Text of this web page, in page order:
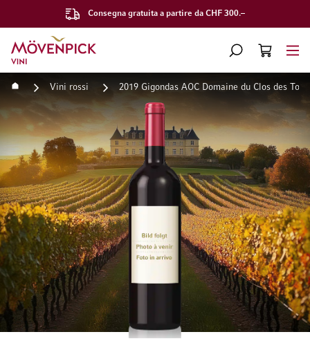
Consegna gratuita a partire da CHF 300.–
Vai alla Home Page
CERCA
CART
Home Vini rossi 2019 Gigondas AOC Domaine du Clos des
Vai alla fine della galleria di immagini
Vai all'inizio della galleria